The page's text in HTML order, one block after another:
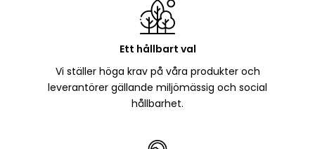
Ett hållbart val
Vi ställer höga krav på våra produkter och
leverantörer gällande miljömässig och social
hållbarhet.